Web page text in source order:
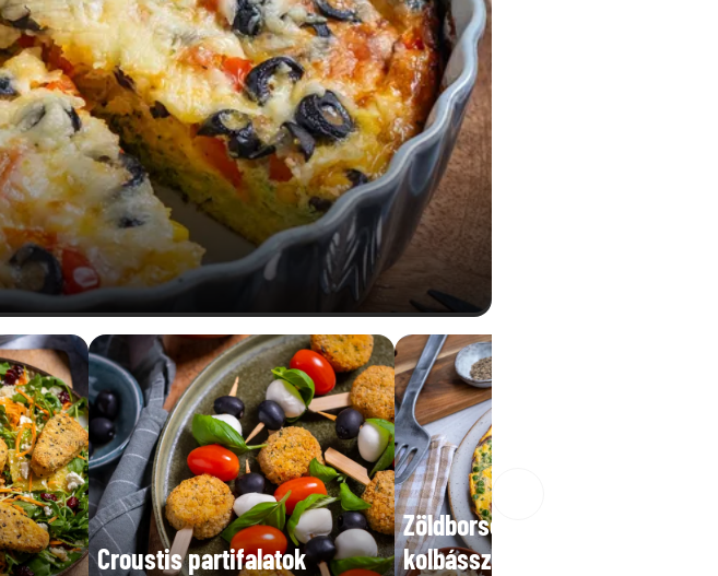
Croustis partifalatok
Zöldborsós frittata
kolbásszal